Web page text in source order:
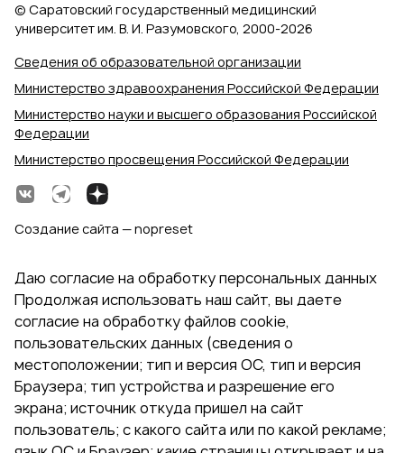
Сведения об образовательной организации
Министерство здравоохранения Российской Федерации
Министерство науки и высшего образования Российской
Федерации
Министерство просвещения Российской Федерации
© Саратовский государственный медицинский
университет им. В. И. Разумовского, 2000‑2026
Создание сайта — nopreset
Даю согласие на обработку персональных данных
Продолжая использовать наш сайт, вы даете
согласие на обработку файлов cookie,
пользовательских данных (сведения о
местоположении; тип и версия ОС, тип и версия
Браузера; тип устройства и разрешение его
экрана; источник откуда пришел на сайт
пользователь; с какого сайта или по какой рекламе;